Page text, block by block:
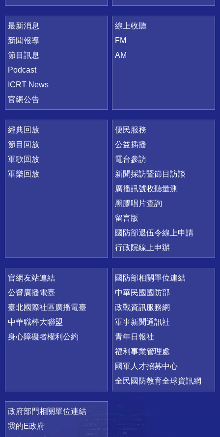
最新消息
新聞報導
節目訊息
Podcast
ICRT News
官網公告
線上收聽
FM
AM
經典回放
節目回放
軍歌回放
軍樂回放
便民服務
公益插播
電台參訪
新聞採訪暨節目訪談
廣播訊號收聽量測
黑膠唱片查詢
留言版
國防部退伍令線上申請
行政院線上申辦
官網友站連結
公營廣播電臺
臺北國際社區廣播電臺
中華職棒大聯盟
身心障礙者權利公約
國防部相關單位連結
中華民國國防部
政戰資訊服務網
軍事新聞通訊社
青年日報社
福利事業管理處
國軍人才招募中心
全民國防教育全球資訊網
政府部門相關單位連結
我的E政府